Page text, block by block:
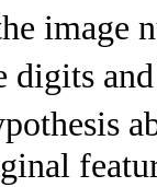
image
digits